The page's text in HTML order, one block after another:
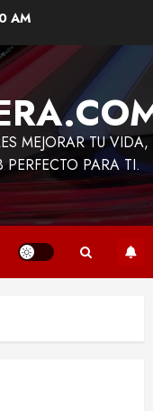
AM
MEJORAR TU VIDA,
PERFECTO PARA TI.